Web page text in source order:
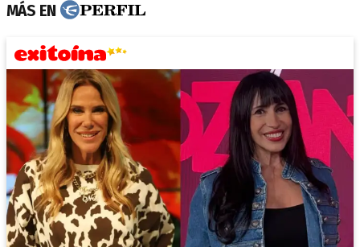
MÁS EN